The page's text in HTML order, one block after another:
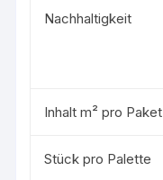
Nachhaltigkeit
Inhalt m² pro Paket
Stück pro Palette